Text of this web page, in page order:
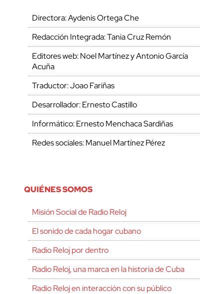
Directora: Aydenis Ortega Che
Redacción Integrada: Tania Cruz Remón
Editores web: Noel Martínez y Antonio García
Acuña
Traductor: Joao Fariñas
Desarrollador: Ernesto Castillo
Informático: Ernesto Menchaca Sardiñas
Redes sociales: Manuel Martínez Pérez
QUIÉNES SOMOS
Misión Social de Radio Reloj
El sonido de cada hogar cubano
Radio Reloj por dentro
Radio Reloj, una marca en la historia de Cuba
Radio Reloj en interacción con su público